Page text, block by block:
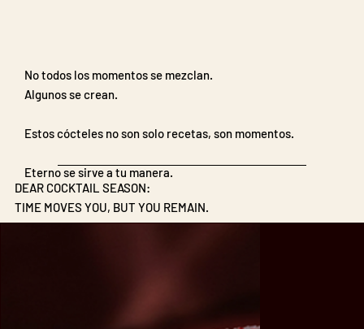
No todos los momentos se mezclan.
Algunos se crean.
Estos cócteles no son solo recetas, son momentos.
Eterno se sirve a tu manera.
DEAR COCKTAIL SEASON:
TIME MOVES YOU, BUT YOU REMAIN.